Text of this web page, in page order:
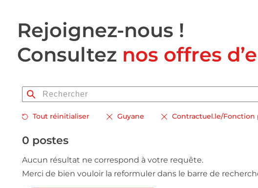
Rejoignez-nous !
Consultez nos offres
Tout réinitialiser Guyane Contractuel.le/Fonction
0 postes
Aucun résultat ne correspond à votre requête.
Merci de bien vouloir la reformuler dans le barre de